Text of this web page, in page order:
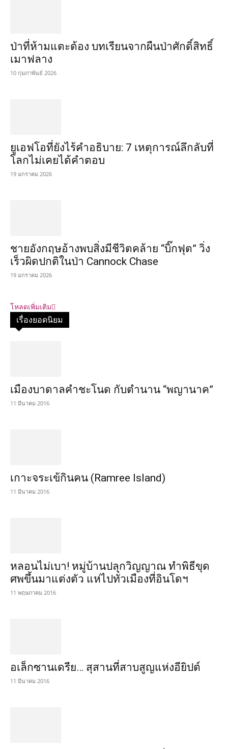
ป่าที่ห้ามแตะต้อง บทเรียนจากผืนป่าศักดิ์สิทธิ์
เมาฟลาง
10 กุมภาพันธ์ 2026
ยูเอฟโอที่ยังไร้คำอธิบาย: 7 เหตุการณ์ลึกลับที่
โลกไม่เคยได้คำตอบ
19 มกราคม 2026
ชายอังกฤษอ้างพบสิ่งมีชีวิตคล้าย “บิ๊กฟุต” วิ่ง
เร็วผิดปกติในป่า Cannock Chase
19 มกราคม 2026
โหลดเพิ่มเติม
เรื่องยอดนิยม
เมืองบาดาลคำชะโนด กับตำนาน “พญานาค”
11 มีนาคม 2016
เกาะจระเข้กินคน (Ramree Island)
11 มีนาคม 2016
หลอนไม่เบา! หมู่บ้านปลุกวิญญาณ ทำพิธีขุด
ศพขึ้นมาแต่งตัว แห่ไปทั่วเมืองที่อินโดฯ
11 พฤษภาคม 2016
อเล็กซานเดรีย… สุสานที่สาบสูญแห่งอียิปต์
11 มีนาคม 2016